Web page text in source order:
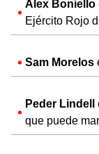
Alex Boniello
Ejército Rojo
Sam Morelos
Peder Lindell
que puede